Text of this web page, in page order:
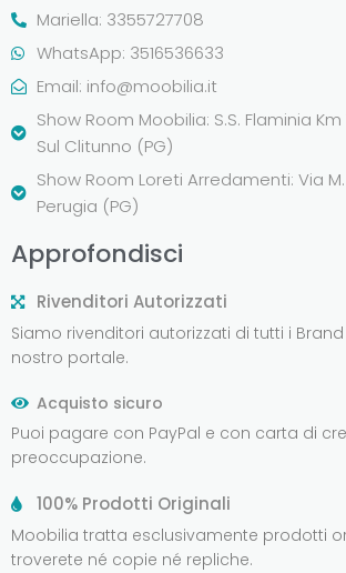
Mariella: 3355727708
WhatsApp: 3516536633
Email: info@moobilia.it
Show Room Moobilia: S.S. Flaminia
Sul Clitunno (PG)
Show Room Loreti Arredamenti: Via
Perugia (PG)
Approfondisci
Rivenditori Autorizzati
Siamo rivenditori autorizzati di tutti i
nostro portale.
Acquisto sicuro
Puoi pagare con PayPal e con carta di
preoccupazione.
100% Prodotti Originali
Moobilia tratta esclusivamente prodotti
troverete né copie né repliche.